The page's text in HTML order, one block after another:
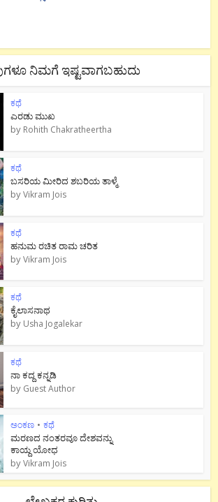
ನಿಮಗೆ ಇಷ್ಟವಾಗಬಹುದು
ಕಥೆ
ಎರಡು ಮುಖ
by Rohith Chakratheertha
ಕಥೆ
ಬಸರಿಯ ಮೀರಿದ ಶಬರಿಯ ತಾಳ್ಮೆ
byVikram Jois
ಕಥೆ
ಹನುಮ ರಚಿತ ರಾಮ‌ ಚರಿತ
byVikram Jois
ಕಥೆ
ಕೈಲಾಸನಾಥ
by Usha Jogalekar
ಕಥೆ
ನಾ ಕದ್ದ ಕನ್ನಡಿ
by Guest Author
ಅಂಕಣ • ಕಥೆ
ಮರಣದ ನಂತರವೂ ದೇಶವನ್ನು
ಕಾಯ್ದ ಯೋಧ
byVikram Jois